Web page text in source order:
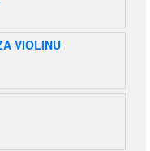
VIOLINU